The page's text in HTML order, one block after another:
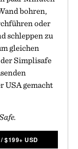
bohren,
oder
schleppen zu
gleichen
Simplisafe
USA gemacht
/$199+ USD